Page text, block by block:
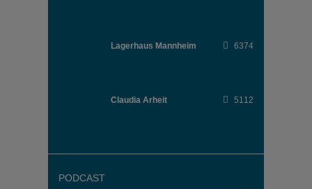
Lagerhaus Mannheim 6374
Claudia Arheit 5112
PODCAST